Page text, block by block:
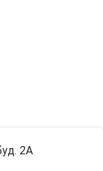
2А